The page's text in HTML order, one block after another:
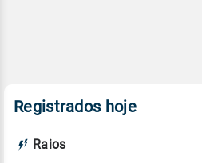
Registrados hoje
Raios